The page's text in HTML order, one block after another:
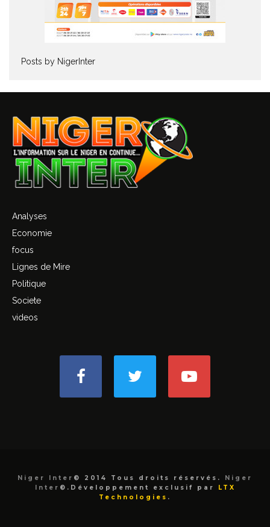
Posts by NigerInter
Analyses
Economie
focus
Lignes de Mire
Politique
Societe
videos
Niger Inter © 2014 Tous droits réservés.
Niger
Inter ©.Développement exclusif par
LTX
Technologies .